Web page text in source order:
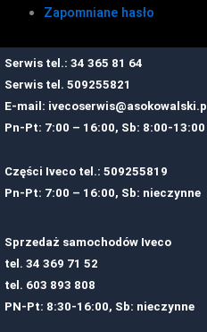
Zapomniane hasło
Serwis tel.: 34 365 81 64
Serwis tel. 509255821
E-mail: ivecoserwis@asokowalski.pl
Pn-Pt: 7:00 – 16:00, Sb: 8:00-13:00
Części Iveco tel.: 509255819
Pn-Pt: 7:00 – 16:00, Sb: nieczynne
Sprzedaż samochodów Iveco
tel. 34 369 71 52
tel. 603 893 808
PN-Pt: 8:30-16:00, Sb: nieczynne